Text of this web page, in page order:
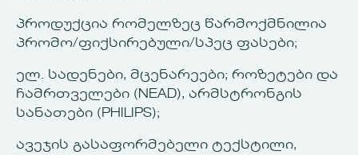
პროდუქცია რომელზეც წარმოქმნილია
პრომო/ფიქსირებული/სპეც ფასები;
ელ. სადენები, მცენარეები; როზეტები და
ჩამრთველები (NEAD), არმსტრონგის
სანათები (PHILIPS);
ავეჯის გასაფორმებელი ტექსტილი,